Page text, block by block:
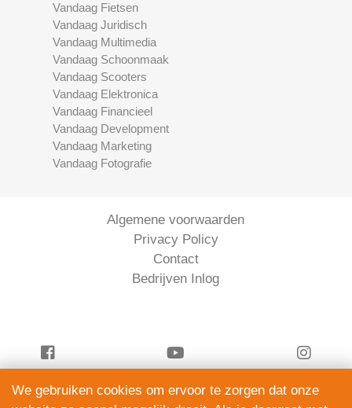
Vandaag Fietsen
Vandaag Juridisch
Vandaag Multimedia
Vandaag Schoonmaak
Vandaag Scooters
Vandaag Elektronica
Vandaag Financieel
Vandaag Development
Vandaag Marketing
Vandaag Fotografie
Algemene voorwaarden
Privacy Policy
Contact
Bedrijven Inlog
We gebruiken cookies om ervoor te zorgen dat onze